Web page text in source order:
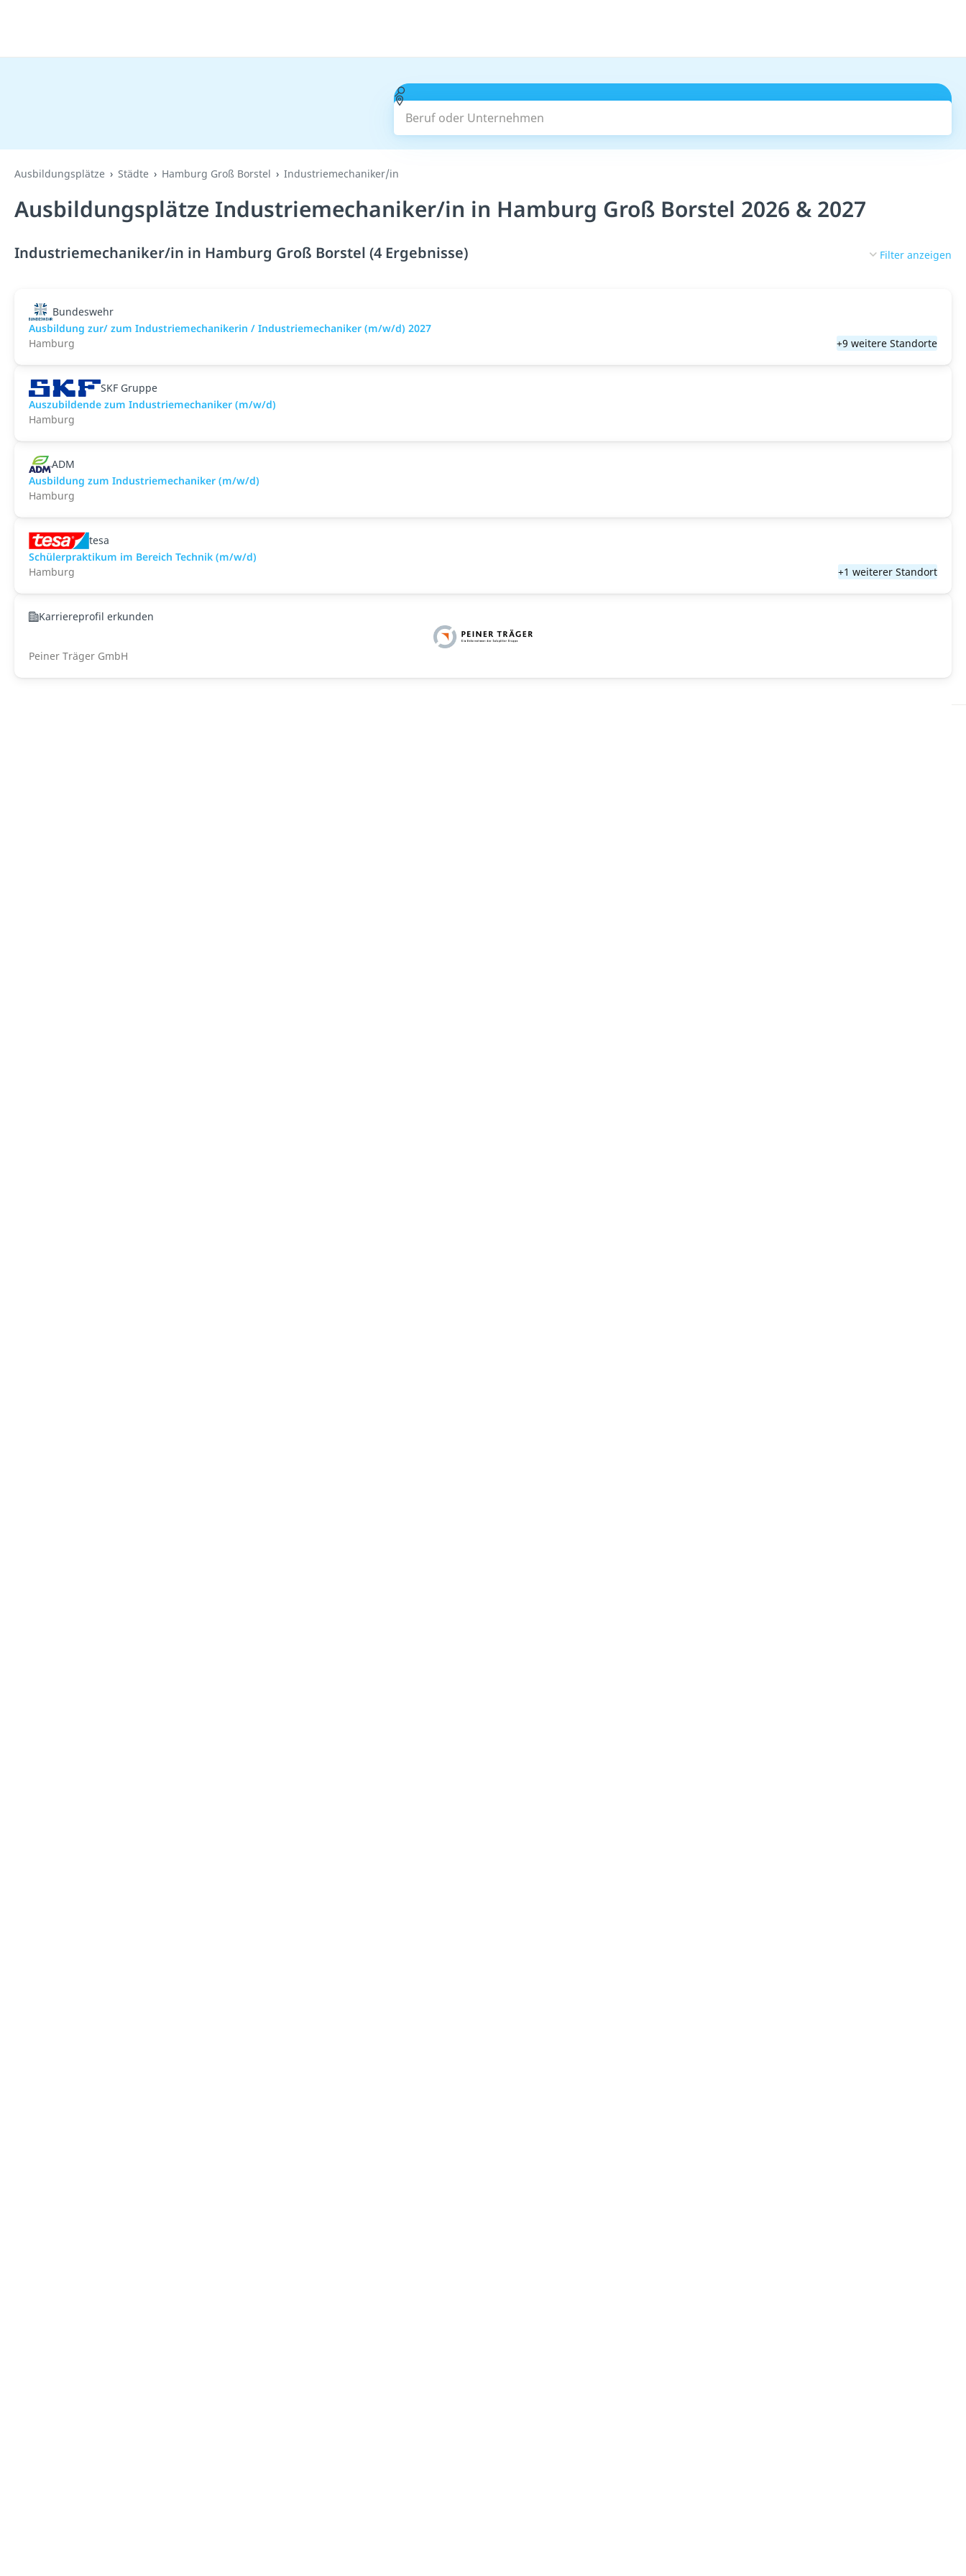
Beruf oder Unternehmen
Ausbildungsplätze Städte Hamburg Groß Borstel Industriemechaniker/in
Ausbildungsplätze Industriemechaniker/in in Hamburg Groß Borstel 2026 & 2027
Industriemechaniker/in in Hamburg Groß Borstel (4 Ergebnisse) Filter anzeigen
Bundeswehr
Ausbildung zur/ zum Industriemechanikerin / Industriemechaniker (m/w/d) 2027
Hamburg
+9 weitere Standorte
SKF Gruppe
Auszubildende zum Industriemechaniker (m/w/d)
Hamburg
ADM
Ausbildung zum Industriemechaniker (m/w/d)
Hamburg
tesa
Schülerpraktikum im Bereich Technik (m/w/d)
Hamburg
+1 weiterer Standort
Karriereprofil erkunden
Peiner Träger GmbH